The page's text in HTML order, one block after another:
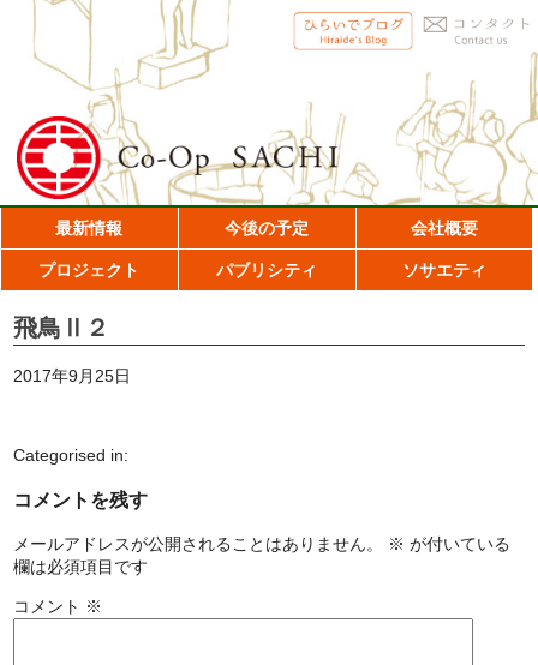
最新情報 今後の予定 会社概要
プロジェクト パブリシティ ソサエティ
飛鳥Ⅱ２
2017年9月25日
Categorised in:
コメントを残す
メールアドレスが公開されることはありません。 ※ が付いている
欄は必須項目です
コメント ※